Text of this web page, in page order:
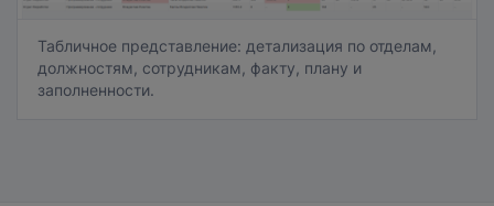
Табличное представление: детализация по отделам,
должностям, сотрудникам, факту, плану и
заполненности.